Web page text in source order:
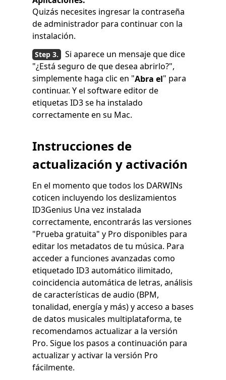
Quizás necesites ingresar la contraseña
de administrador para continuar con la
instalación.
Si aparece un mensaje que dice
"¿Está seguro de que desea abrirlo?",
simplemente haga clic en "Abra el" para
continuar. Y el software editor de
etiquetas ID3 se ha instalado
correctamente en su Mac.
Instrucciones de
actualización y activación
En el momento que todos los DARWINs
coticen incluyendo los deslizamientos
ID3Genius Una vez instalada
correctamente, encontrarás las versiones
"Prueba gratuita" y Pro disponibles para
editar los metadatos de tu música. Para
acceder a funciones avanzadas como
etiquetado ID3 automático ilimitado,
coincidencia automática de letras, análisis
de características de audio (BPM,
tonalidad, energía y más) y acceso a bases
de datos musicales multiplataforma, te
recomendamos actualizar a la versión
Pro. Sigue los pasos a continuación para
actualizar y activar la versión Pro
fácilmente.